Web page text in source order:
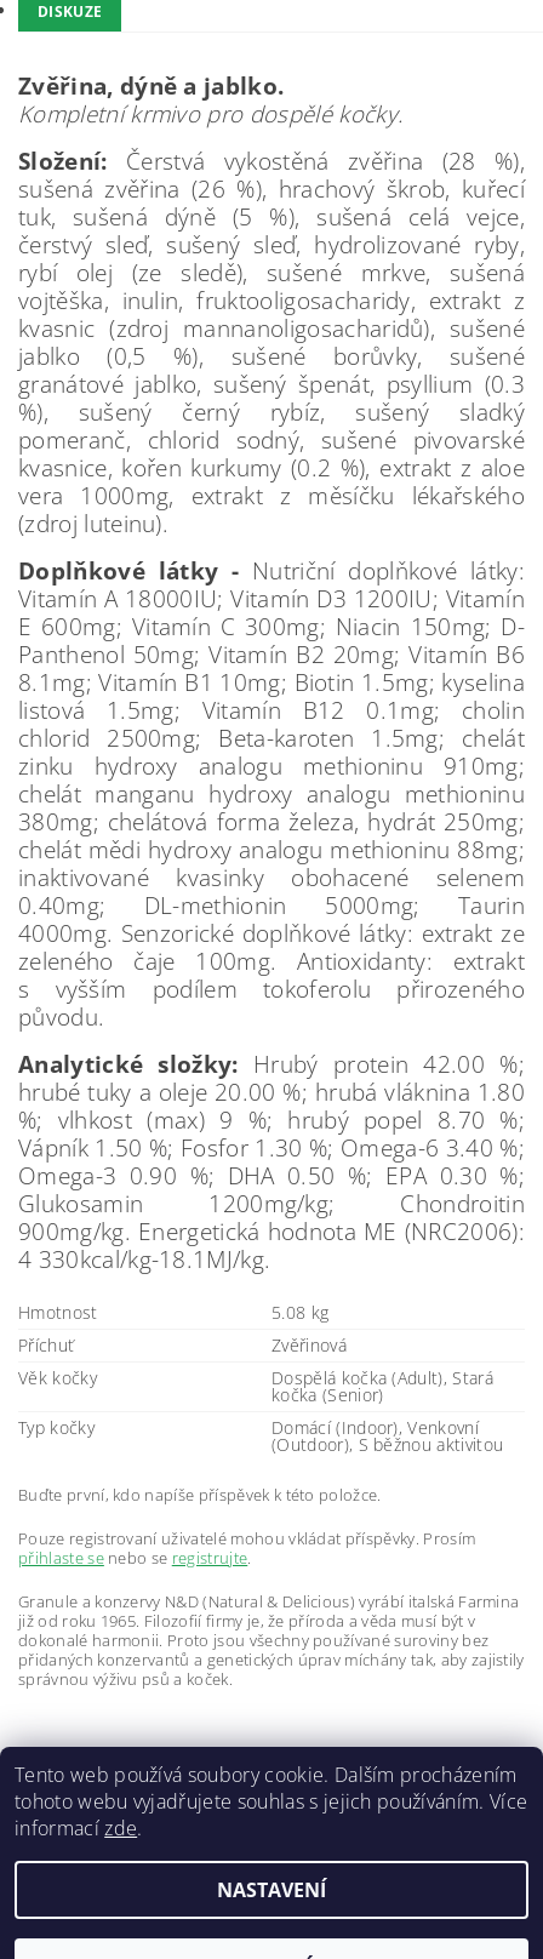
DISKUZE
Zvěřina, dýně a jablko.
Kompletní krmivo pro dospělé kočky.
Složení: Čerstvá vykostěná zvěřina (28 %),
sušená zvěřina (26 %), hrachový škrob, kuřecí
tuk, sušená dýně (5 %), sušená celá vejce,
čerstvý sleď, sušený sleď, hydrolizované ryby,
rybí olej (ze sledě), sušené mrkve, sušená
vojtěška, inulin, fruktooligosacharidy, extrakt z
kvasnic (zdroj mannanoligosacharidů), sušené
jablko (0,5 %), sušené borůvky, sušené
granátové jablko, sušený špenát, psyllium (0.3
%), sušený černý rybíz, sušený sladký
pomeranč, chlorid sodný, sušené pivovarské
kvasnice, kořen kurkumy (0.2 %), extrakt z aloe
vera 1000mg, extrakt z měsíčku lékařského
(zdroj luteinu).
Doplňkové látky - Nutriční doplňkové látky:
Vitamín A 18000IU; Vitamín D3 1200IU; Vitamín
E 600mg; Vitamín C 300mg; Niacin 150mg; D-
Panthenol 50mg; Vitamín B2 20mg; Vitamín B6
8.1mg; Vitamín B1 10mg; Biotin 1.5mg; kyselina
listová 1.5mg; Vitamín B12 0.1mg; cholin
chlorid 2500mg; Beta-karoten 1.5mg; chelát
zinku hydroxy analogu methioninu 910mg;
chelát manganu hydroxy analogu methioninu
380mg; chelátová forma železa, hydrát 250mg;
chelát mědi hydroxy analogu methioninu 88mg;
inaktivované kvasinky obohacené selenem
0.40mg; DL-methionin 5000mg; Taurin
4000mg. Senzorické doplňkové látky: extrakt ze
zeleného čaje 100mg. Antioxidanty: extrakt
s vyšším podílem tokoferolu přirozeného
původu.
Analytické složky: Hrubý protein 42.00 %;
hrubé tuky a oleje 20.00 %; hrubá vláknina 1.80
%; vlhkost (max) 9 %; hrubý popel 8.70 %;
Vápník 1.50 %; Fosfor 1.30 %; Omega-6 3.40 %;
Omega-3 0.90 %; DHA 0.50 %; EPA 0.30 %;
Glukosamin 1200mg/kg; Chondroitin
900mg/kg. Energetická hodnota ME (NRC2006):
4 330kcal/kg-18.1MJ/kg.
Hmotnost
5.08 kg
Příchuť
Zvěřinová
Věk kočky
Dospělá kočka (Adult), Stará
kočka (Senior)
Typ kočky
Domácí (Indoor), Venkovní
(Outdoor), S běžnou aktivitou
Buďte první, kdo napíše příspěvek k této položce.
Pouze registrovaní uživatelé mohou vkládat příspěvky. Prosím
přihlaste senebo se registrujte.
Granule a konzervy N&D (Natural & Delicious) vyrábí italská Farmina
již od roku 1965. Filozofií firmy je, že příroda a věda musí být v
dokonalé harmonii. Proto jsou všechny používané suroviny bez
přidaných konzervantů a genetických úprav míchány tak, aby zajistily
správnou výživu psů a koček.
Doprava a platba
2026 ©ZVĚROKRÁM, všechna práva vyhrazena
Tento web používá soubory cookie. Dalším procházením
tohoto webu vyjadřujete souhlas s jejich používáním. Více
informacízde.
NASTAVENÍ